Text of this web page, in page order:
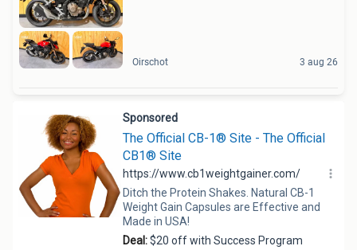
Oirschot 3 aug 26